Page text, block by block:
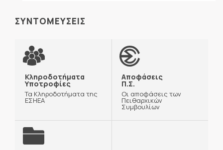
ΣΥΝΤΟΜΕΥΣΕΙΣ
Κληροδοτήματα
Υποτροφίες
Τα Κληροδοτήματα της
ΕΣΗΕΑ
Αποφάσεις
Π.Σ.
Οι αποφάσεις των
Πειθαρχικών
Συμβουλίων